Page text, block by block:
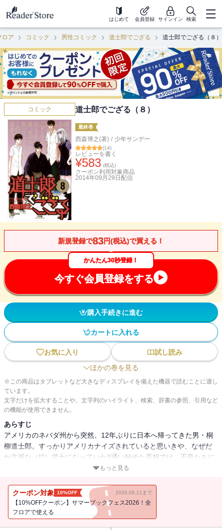
はじめて 会員登録 サインイン 検索
ロア コミック 男性コミック 道士郎でござる 道士郎でござる（８）
コミック 道士郎でござる（８）
最終巻
西森博之(著) / 少年サンデー
(14)
レビューを書く
¥583 (税込)
クーポン利用対象商品
2014年09月29日 配信
新規登録で83円(税込)で買える！
かんたん30秒登録！
今すぐ会員登録をする
購入手続きに進む
カートに入れる
お気に入り
試し読み
ほかの巻を見る
※この商品はタブレットなど大きなディスプレイを備えた機器で読むことに適し
ています。
文字だけを拡大することや、文字列のハイライト、検索、辞書の参照、引用など
の機能が使用できません。
あらすじ
アメリカのネバダ州から突然、12年ぶりに日本へ帰ってきた男・桐
柳道士郎。すっかりアメリカナイズされていると思いきや、なぜだ
か立派な（!?）武士になっていた!!通い始めた高校では、不良たちに
「男の勝負」を挑み、大騒動。道士郎の主君にされてしまった同級
キの最強爆笑学園コメディー！
もっと見る
クーポン対象 10%OFF 2026.08.11まで
【10%OFFクーポン】サマーブックフェス2026！全
フロアで使える